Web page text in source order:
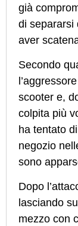
già
di separarsi
aver
Secondo
scooter e,
colpita più
ha tentato
negozio
sono
Dopo
lasciando
mezzo con